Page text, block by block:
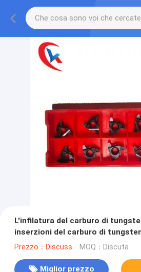
L'infilatura del carburo di
inserzioni del carburo di
lama
Prezzo：Discuss MOQ：Discuta
Miglior prezzo